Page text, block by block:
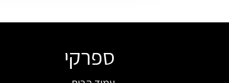
ספרקי